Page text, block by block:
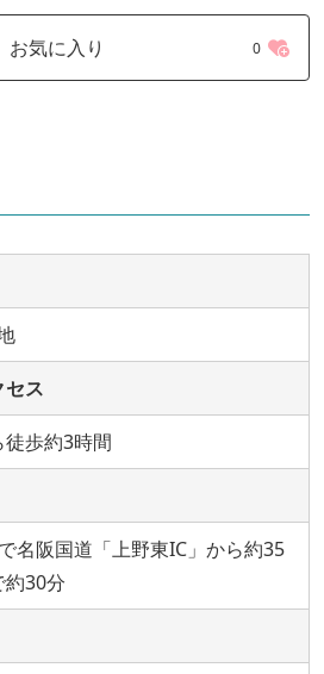
お気に入り 0
ス
歩約3時間
名阪国道「上野東IC」から約35
30分